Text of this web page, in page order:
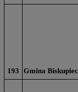
193 Gmina Biskupiec